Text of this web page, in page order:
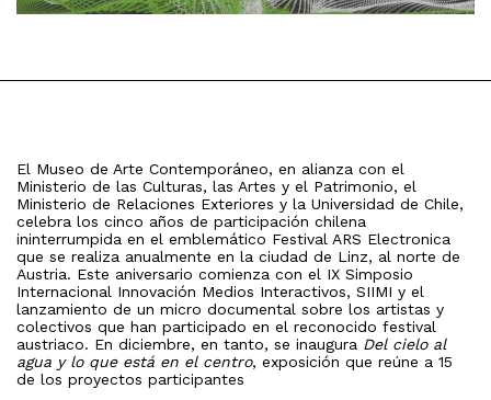
El Museo de Arte Contemporáneo, en alianza con el
Ministerio de las Culturas, las Artes y el Patrimonio, el
Ministerio de Relaciones Exteriores y la Universidad de Chile,
celebra los cinco años de participación chilena
ininterrumpida en el emblemático Festival ARS Electronica
que se realiza anualmente en la ciudad de Linz, al norte de
Austria. Este aniversario comienza con el IX Simposio
Internacional Innovación Medios Interactivos, SIIMI y el
lanzamiento de un micro documental sobre los artistas y
colectivos que han participado en el reconocido festival
austriaco. En diciembre, en tanto, se inaugura Del cielo al
agua y lo que está en el centro, exposición que reúne a 15
de los proyectos participantes